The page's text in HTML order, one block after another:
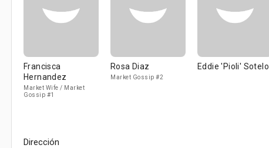
Francisca
Hernandez
Market Wife / Market
Gossip #1
Rosa Diaz
Market Gossip #2
Eddie 'Pioli' Sotelo
Dirección